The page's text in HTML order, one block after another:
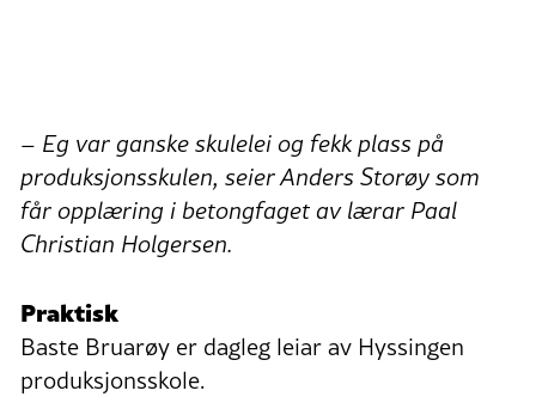
– Eg var ganske skulelei og fekk plass på
produksjonsskulen, seier Anders Storøy som
får opplæring i betongfaget av lærar Paal
Christian Holgersen.
Praktisk
Baste Bruarøy er dagleg leiar av Hyssingen
produksjonsskole.